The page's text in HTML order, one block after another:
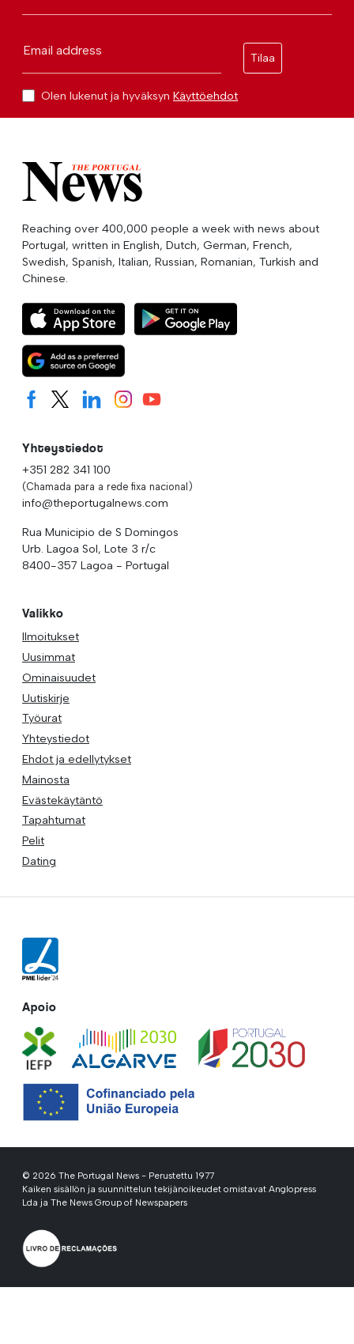
Email address
Tilaa
Olen lukenut ja hyväksyn Käyttöehdot
Reaching over 400,000 people a week with news about
Portugal, written in English, Dutch, German, French,
Swedish, Spanish, Italian, Russian, Romanian, Turkish and
Chinese.
Yhteystiedot
+351 282 341 100
(Chamada para a rede fixa nacional)
info@theportugalnews.com
Rua Municipio de S Domingos
Urb. Lagoa Sol, Lote 3 r/c
8400-357 Lagoa - Portugal
Valikko
Ilmoitukset
Uusimmat
Ominaisuudet
Uutiskirje
Työurat
Yhteystiedot
Ehdot ja edellytykset
Mainosta
Evästekäytäntö
Tapahtumat
Pelit
Dating
Apoio
© 2026 The Portugal News - Perustettu 1977
Kaiken sisällön ja suunnittelun tekijänoikeudet omistavat Anglopress
Lda ja The News Group of Newspapers